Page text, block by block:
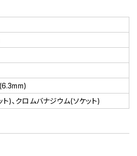
ト)、クロムバナジウム(ソケット)